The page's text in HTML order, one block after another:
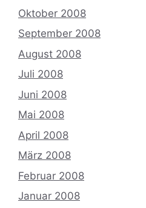
Oktober 2008
September 2008
August 2008
Juli 2008
Juni 2008
Mai 2008
April 2008
März 2008
Februar 2008
Januar 2008